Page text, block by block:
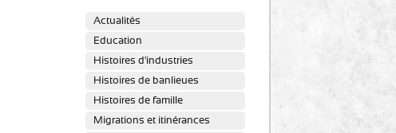
Actualités
Education
Histoires d'industries
Histoires de banlieues
Histoires de famille
Migrations et itinérances